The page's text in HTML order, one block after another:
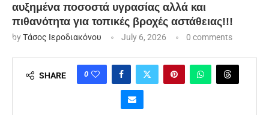
αυξημένα ποσοστά υγρασίας αλλά και
πιθανότητα για τοπικές βροχές αστάθειας!!!
byΤάσος Ιεροδιακόνου July 6, 2026 0 comments
SHARE 0